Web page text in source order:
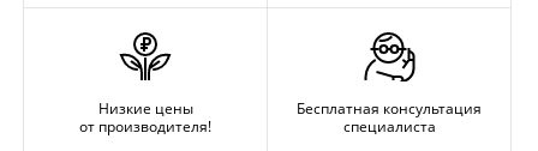
Низкие цены
от производителя!
Бесплатная консультация
специалиста